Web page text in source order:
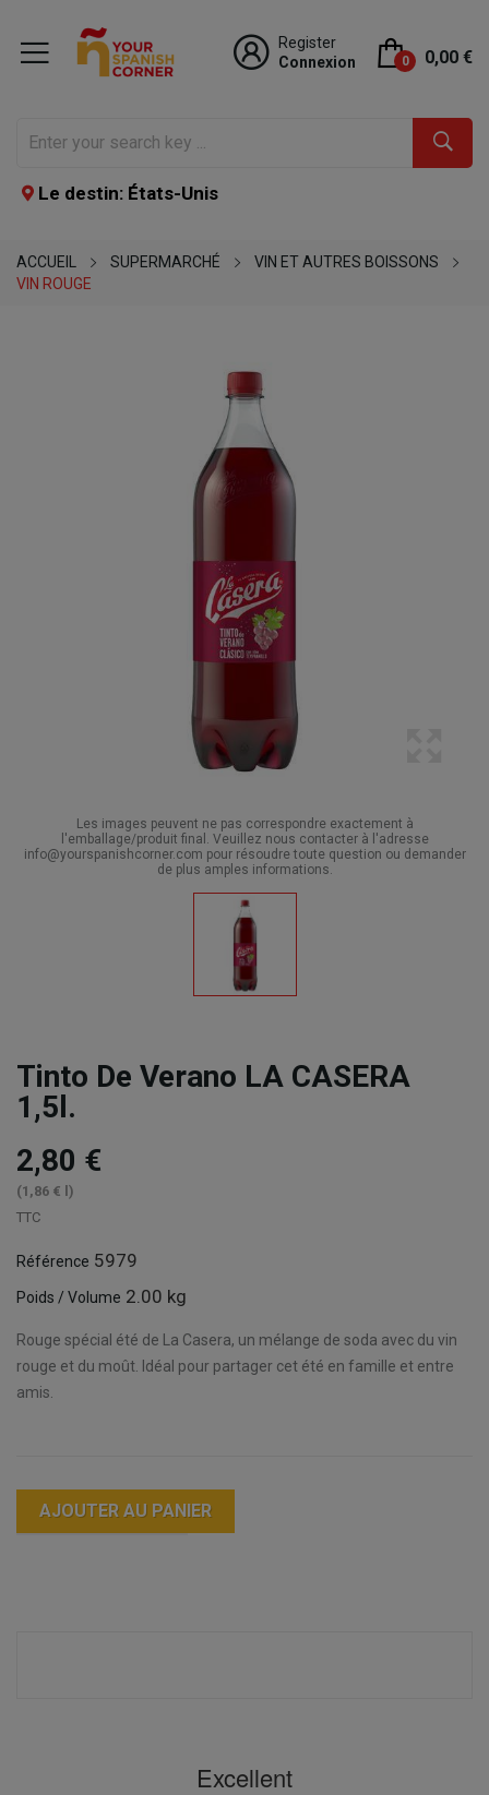
Register
Connexion
0 0,00 €
Le destin: États-Unis
ACCUEIL SUPERMARCHÉ
VIN ET AUTRES BOISSONS
VIN ROUGE
Les images peuvent ne pas correspondre exactement à
l'emballage/produit final. Veuillez nous contacter à l'adresse
info@yourspanishcorner.com pour résoudre toute question ou demander
de plus amples informations.
Tinto De Verano LA CASERA
1,5l.
2,80 €
(1,86 € l)
TTC
Référence 5979
Poids / Volume 2.00 kg
Rouge spécial été de La Casera, un mélange de soda avec du vin
rouge et du moût.
Idéal pour partager cet été en famille et entre
amis.
AJOUTER AU PANIER
Excellent